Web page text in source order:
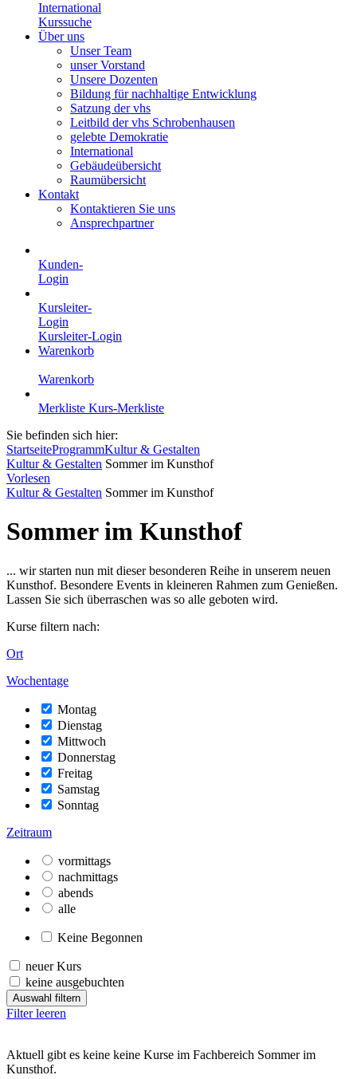
International
Kurssuche
Über uns
Unser Team
unser Vorstand
Unsere Dozenten
Bildung für nachhaltige Entwicklung
Satzung der vhs
Leitbild der vhs Schrobenhausen
gelebte Demokratie
International
Gebäudeübersicht
Raumübersicht
Kontakt
Kontaktieren Sie uns
Ansprechpartner
Kunden-
Login
Kursleiter-
Login
Kursleiter-Login
Warenkorb
Warenkorb
Merkliste Kurs-Merkliste
Sie befinden sich hier:
StartseiteProgrammKultur & Gestalten
Kultur & Gestalten Sommer im Kunsthof
Vorlesen
Kultur & Gestalten Sommer im Kunsthof
Sommer im Kunsthof
... wir starten nun mit dieser besonderen Reihe in unserem neuen
Kunsthof. Besondere Events in kleineren Rahmen zum Genießen.
Lassen Sie sich überraschen was so alle geboten wird.
Kurse filtern nach:
Ort
Wochentage
Montag
Dienstag
Mittwoch
Donnerstag
Freitag
Samstag
Sonntag
Zeitraum
vormittags
nachmittags
abends
alle
Keine Begonnen
neuer Kurs
keine ausgebuchten
Auswahl filtern
Filter leeren
Aktuell gibt es keine keine Kurse im Fachbereich Sommer im
Kunsthof.